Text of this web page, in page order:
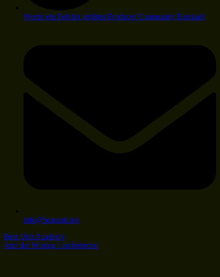
Werde ein Teil der größten Producer Community Europas!
info@beatunit.net
Beat Unit Academy
Jetzt der Waiting List beitreten